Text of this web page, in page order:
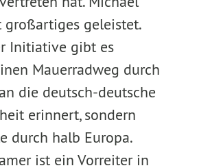
großartiges geleistet.
Initiative gibt es
Mauerradweg durch
die deutsch-deutsche
erinnert, sondern
durch halb Europa.
ist ein Vorreiter in